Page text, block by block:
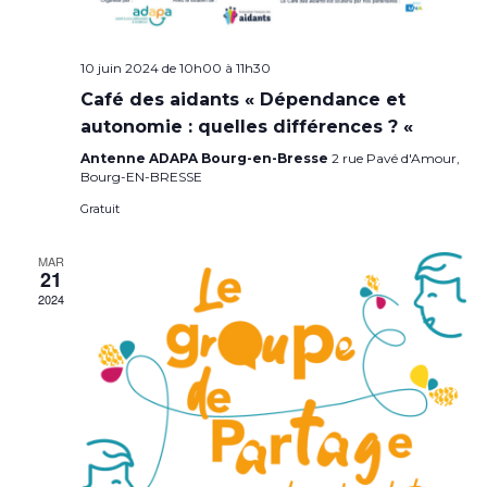
10 juin 2024 de 10h00 à 11h30
Café des aidants « Dépendance et
autonomie : quelles différences ? «
Antenne ADAPA Bourg-en-Bresse 2 rue Pavé d'Amour,
Bourg-EN-BRESSE
Gratuit
MAR
21
2024